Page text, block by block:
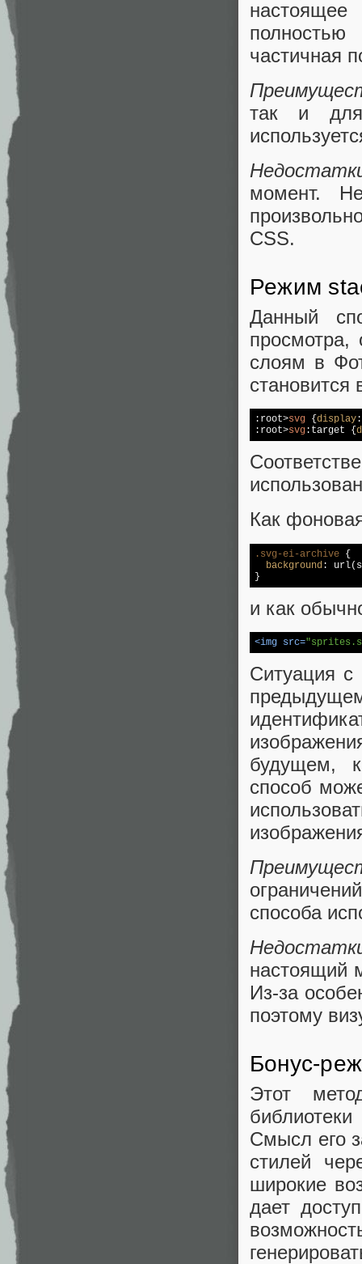
настоящее
частичная
так и для
момент.
CSS.
Режим
Данный
просмотра,
слоям в
становится
:root>svg { display
:root>svg:target {
Как
.svg-ei-archive {
background : url
}
и как
<img src=
Ситуация с
будущем,
способ
способа
настоящий
Из-за
поэтому
Бонус-
Этот
Смысл его
стилей
широкие
дает